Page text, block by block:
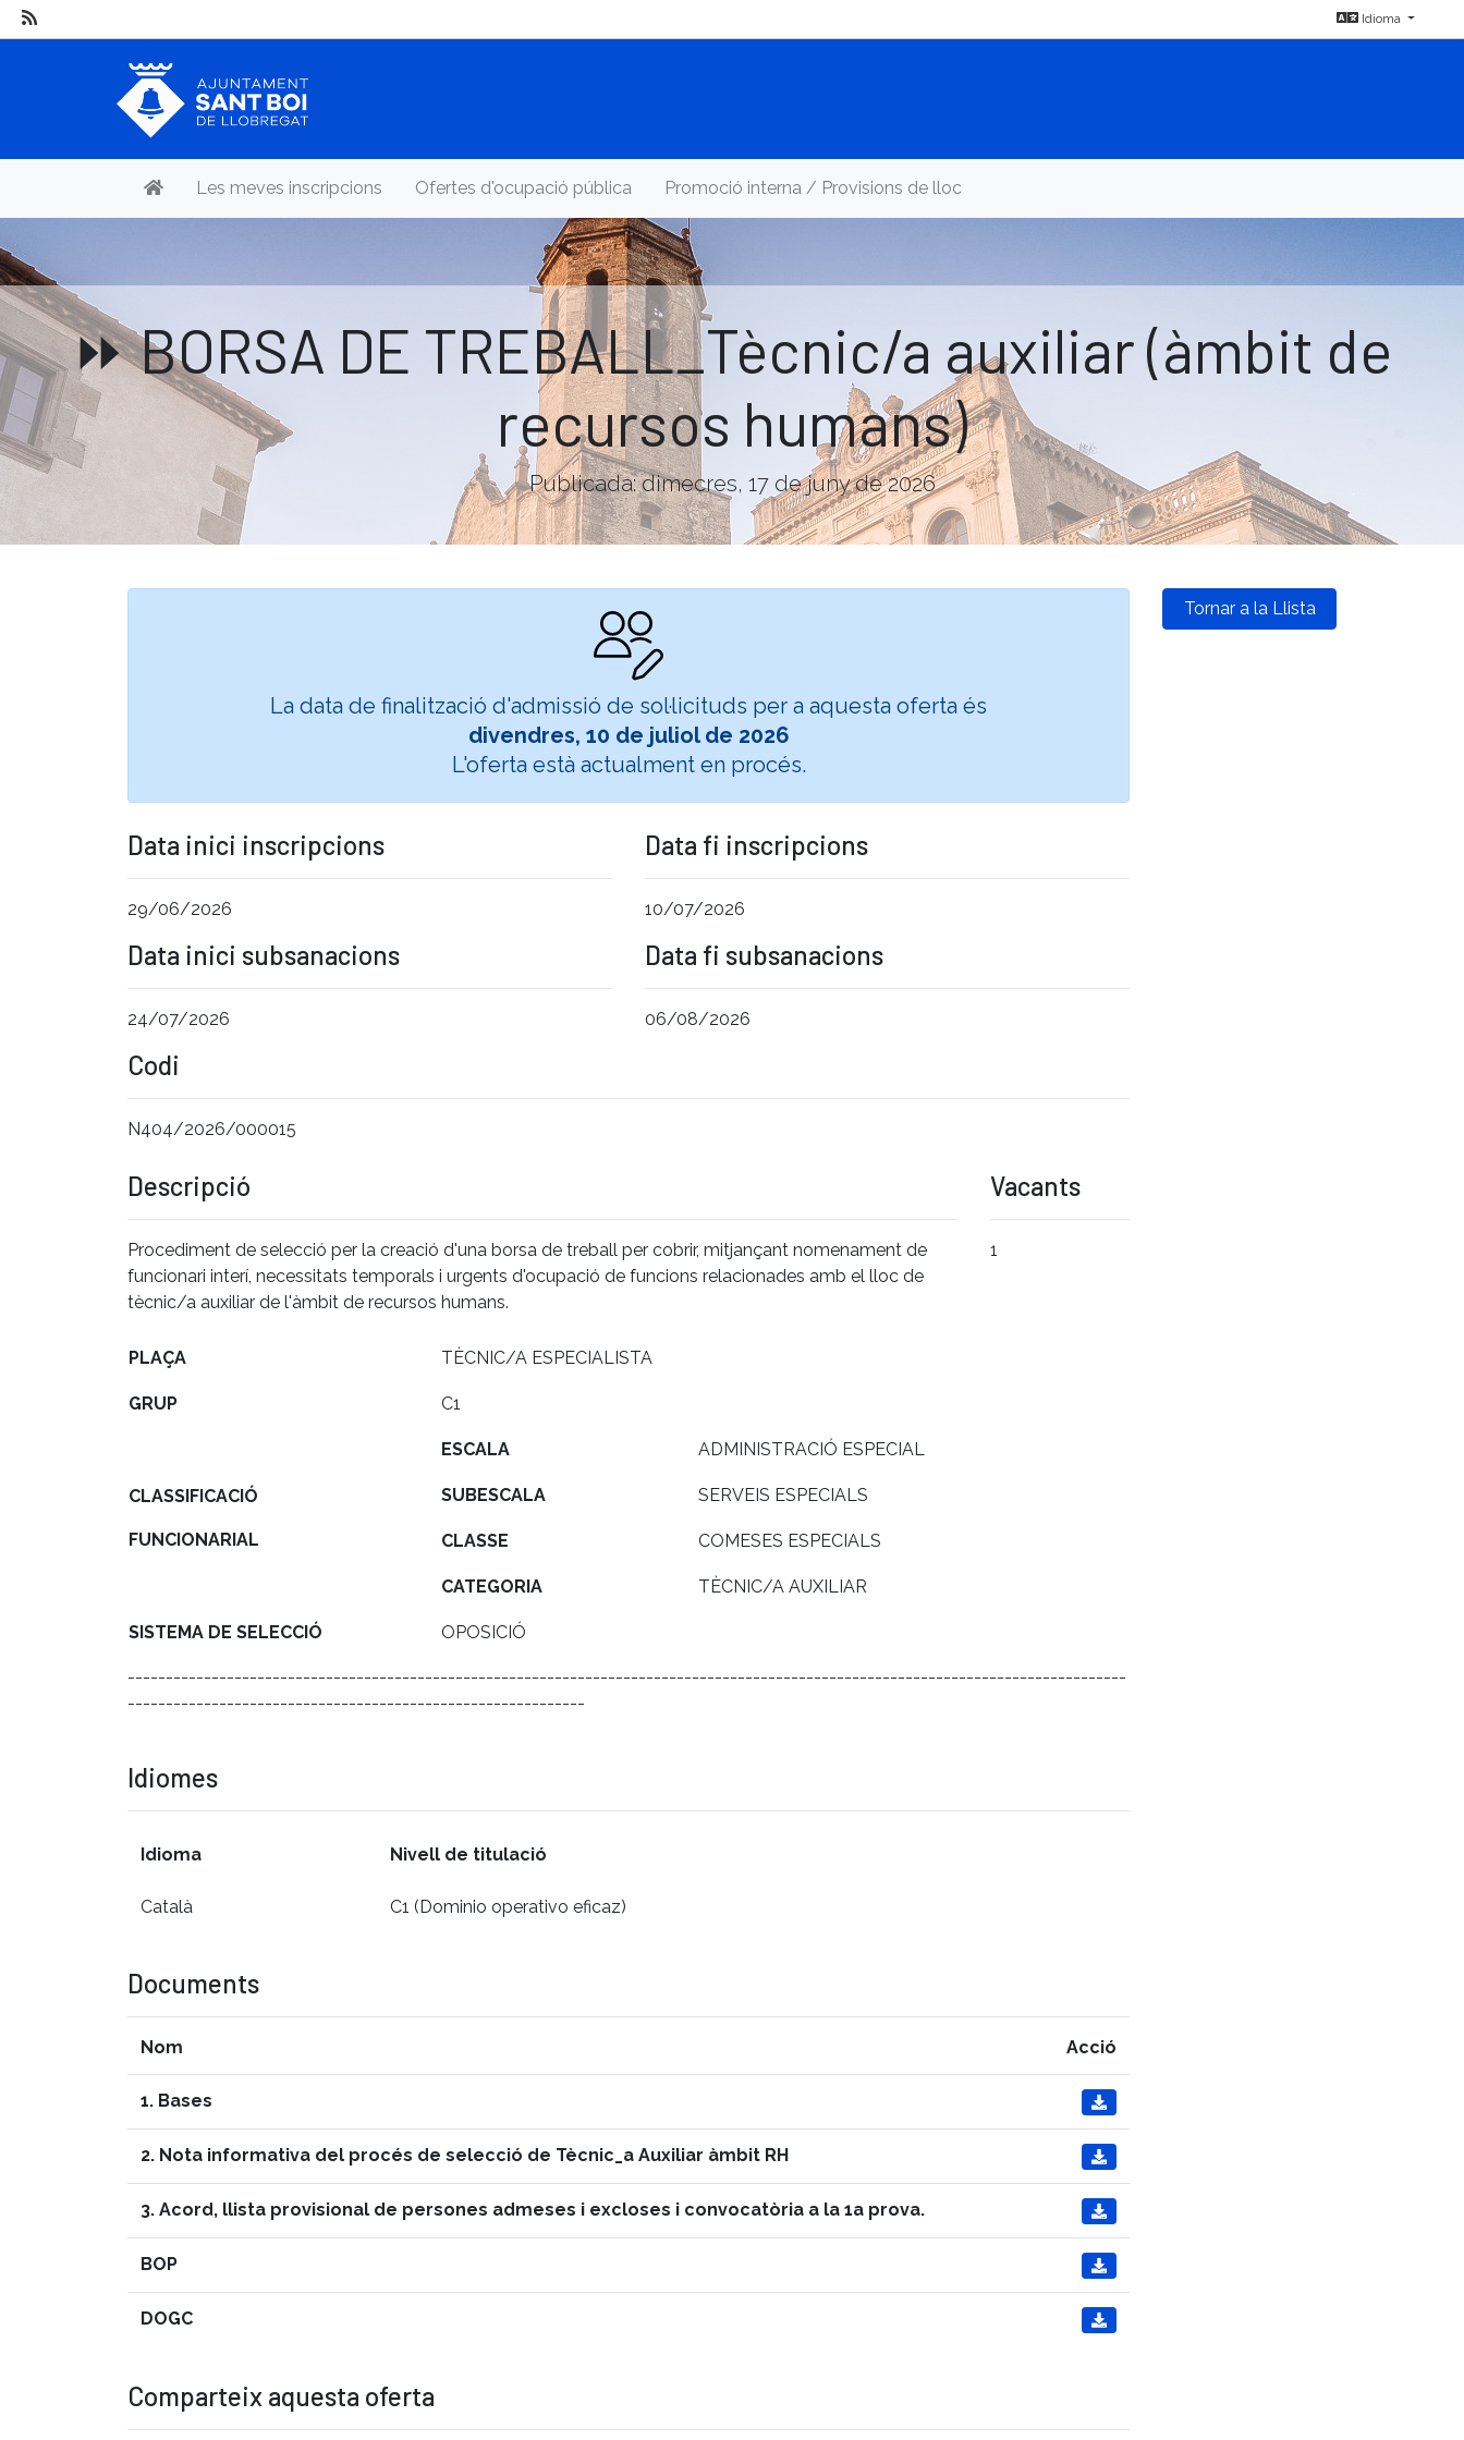
Idioma
Les meves inscripcions Ofertes d'ocupació pública Promoció interna / Provisions de lloc
⏩ BORSA DE TREBALL_Tècnic/a auxiliar (àmbit de
recursos humans)
Publicada: dimecres, 17 de juny de 2026
La data de finalització d'admissió de sol·licituds per a aquesta oferta és
divendres, 10 de juliol de 2026
L'oferta està actualment en procés.
Data inici inscripcions
29/06/2026
Data fi inscripcions
10/07/2026
Data inici subsanacions
24/07/2026
Data fi subsanacions
06/08/2026
Codi
N404/2026/000015
Descripció
Procediment de selecció per la creació d'una borsa de treball per cobrir, mitjançant nomenament de
funcionari interí, necessitats temporals i urgents d'ocupació de funcions relacionades amb el lloc de
tècnic/a auxiliar de l'àmbit de recursos humans.
Vacants
1
PLAÇA TÈCNIC/A ESPECIALISTA
GRUP C1
CLASSIFICACIÓ
FUNCIONARIAL
ESCALA ADMINISTRACIÓ ESPECIAL
SUBESCALA SERVEIS ESPECIALS
CLASSE COMESES ESPECIALS
CATEGORIA TÈCNIC/A AUXILIAR
SISTEMA DE SELECCIÓ OPOSICIÓ
-----------------------------------------------------------------------------------------------------------------------------------
------------------------------------------------------------
Idiomes
Idioma Nivell de titulació
Català C1 (Dominio operativo eficaz)
Documents
Nom Acció
1. Bases 
2. Nota informativa del procés de selecció de Tècnic_a Auxiliar àmbit RH 
3. Acord, llista provisional de persones admeses i excloses i convocatòria a la 1a prova. 
BOP 
DOGC 
Comparteix aquesta oferta
Tornar a la Llista